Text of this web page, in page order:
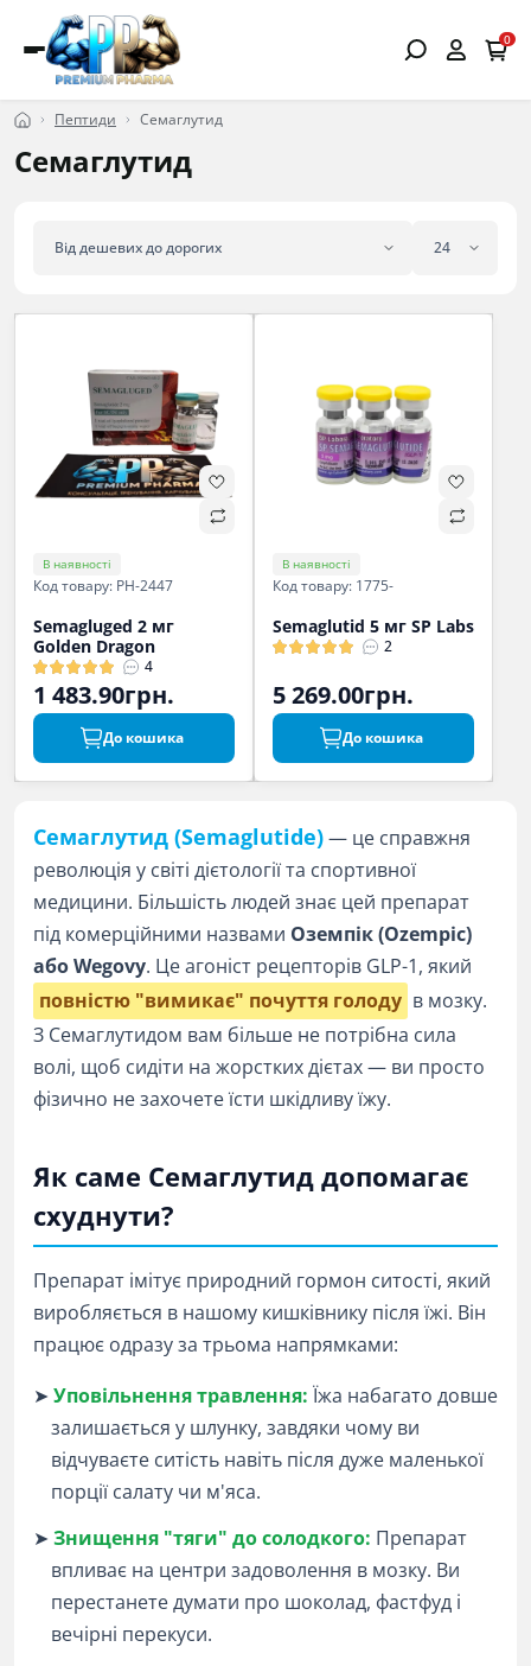
0
Пептиди Семаглутид
Семаглутид
В наявності
Код товару: PH-2447
Semagluged 2 мг
Golden Dragon
4
1 483.90грн.
До кошика
В наявності
Код товару: 1775-
Semaglutid 5 мг SP Labs
2
5 269.00грн.
До кошика
Семаглутид (Semaglutide)— це справжня
революція у світі дієтології та спортивної
медицини. Більшість людей знає цей препарат
під комерційними назвами Оземпік (Ozempic)
або Wegovy. Це агоніст рецепторів GLP-1, який
повністю "вимикає" почуття голоду в мозку.
З Семаглутидом вам більше не потрібна сила
волі, щоб сидіти на жорстких дієтах — ви просто
фізично не захочете їсти шкідливу їжу.
Як саме Семаглутид допомагає
схуднути?
Препарат імітує природний гормон ситості, який
виробляється в нашому кишківнику після їжі. Він
працює одразу за трьома напрямками:
➤ Уповільнення травлення: Їжа набагато довше
залишається у шлунку, завдяки чому ви
відчуваєте ситість навіть після дуже маленької
порції салату чи м'яса.
➤ Знищення "тяги" до солодкого: Препарат
впливає на центри задоволення в мозку. Ви
перестанете думати про шоколад, фастфуд і
вечірні перекуси.